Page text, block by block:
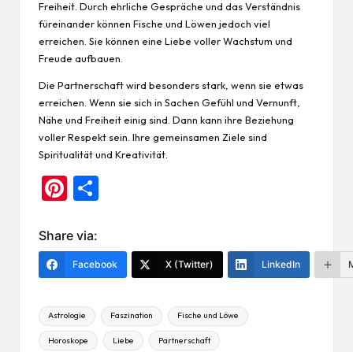
Freiheit. Durch ehrliche Gespräche und das Verständnis
füreinander können Fische und Löwen jedoch viel
erreichen. Sie können eine Liebe voller Wachstum und
Freude aufbauen.
Die Partnerschaft wird besonders stark, wenn sie etwas
erreichen. Wenn sie sich in Sachen Gefühl und Vernunft,
Nähe und Freiheit einig sind. Dann kann ihre Beziehung
voller Respekt sein. Ihre gemeinsamen Ziele sind
Spiritualität und Kreativität.
Pi
er
es
t
Share via:
Facebook X (Twitter) LinkedIn
Tags:
Astrologie Faszination Fische und Löwe
Horoskope Liebe Partnerschaft